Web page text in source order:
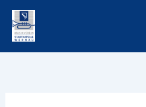
Zum
Inhalt
springen